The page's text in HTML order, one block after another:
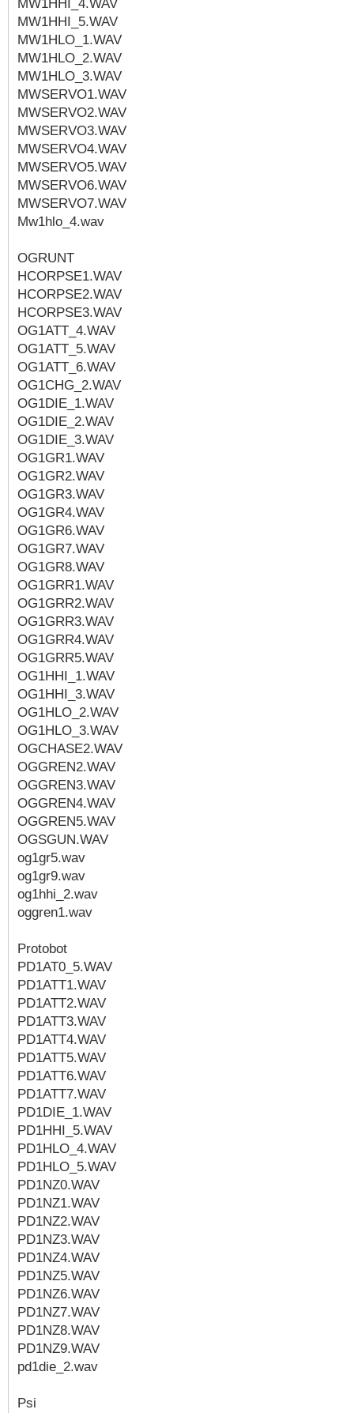
MW1HHI_4.WAV
MW1HHI_5.WAV
MW1HLO_1.WAV
MW1HLO_2.WAV
MW1HLO_3.WAV
MWSERVO1.WAV
MWSERVO2.WAV
MWSERVO3.WAV
MWSERVO4.WAV
MWSERVO5.WAV
MWSERVO6.WAV
MWSERVO7.WAV
Mw1hlo_4.wav
OGRUNT
HCORPSE1.WAV
HCORPSE2.WAV
HCORPSE3.WAV
OG1ATT_4.WAV
OG1ATT_5.WAV
OG1ATT_6.WAV
OG1CHG_2.WAV
OG1DIE_1.WAV
OG1DIE_2.WAV
OG1DIE_3.WAV
OG1GR1.WAV
OG1GR2.WAV
OG1GR3.WAV
OG1GR4.WAV
OG1GR6.WAV
OG1GR7.WAV
OG1GR8.WAV
OG1GRR1.WAV
OG1GRR2.WAV
OG1GRR3.WAV
OG1GRR4.WAV
OG1GRR5.WAV
OG1HHI_1.WAV
OG1HHI_3.WAV
OG1HLO_2.WAV
OG1HLO_3.WAV
OGCHASE2.WAV
OGGREN2.WAV
OGGREN3.WAV
OGGREN4.WAV
OGGREN5.WAV
OGSGUN.WAV
og1gr5.wav
og1gr9.wav
og1hhi_2.wav
oggren1.wav
Protobot
PD1AT0_5.WAV
PD1ATT1.WAV
PD1ATT2.WAV
PD1ATT3.WAV
PD1ATT4.WAV
PD1ATT5.WAV
PD1ATT6.WAV
PD1ATT7.WAV
PD1DIE_1.WAV
PD1HHI_5.WAV
PD1HLO_4.WAV
PD1HLO_5.WAV
PD1NZ0.WAV
PD1NZ1.WAV
PD1NZ2.WAV
PD1NZ3.WAV
PD1NZ4.WAV
PD1NZ5.WAV
PD1NZ6.WAV
PD1NZ7.WAV
PD1NZ8.WAV
PD1NZ9.WAV
pd1die_2.wav
Psi